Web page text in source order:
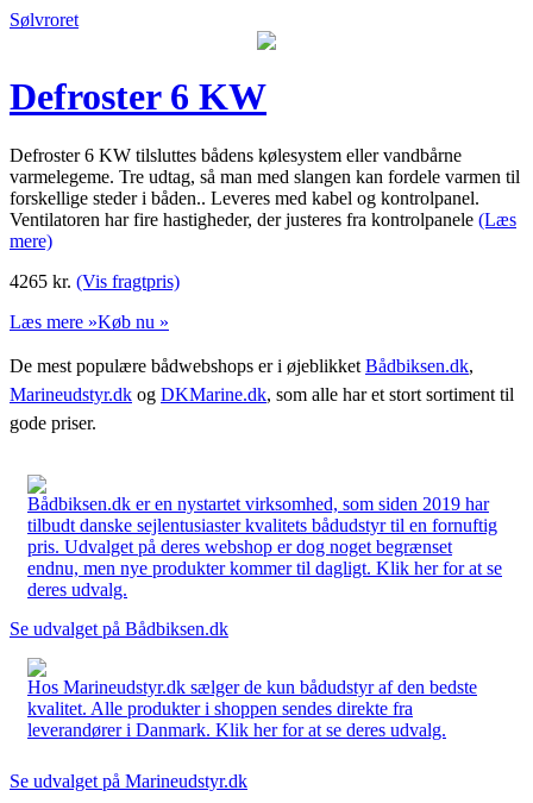
Sølvroret
Defroster 6 KW
Defroster 6 KW tilsluttes bådens kølesystem eller vandbårne
varmelegeme. Tre udtag, så man med slangen kan fordele varmen til
forskellige steder i båden.. Leveres med kabel og kontrolpanel.
Ventilatoren har fire hastigheder, der justeres fra kontrolpanele (Læs
mere)
4265 kr. (Vis fragtpris)
Læs mere »Køb nu »
De mest populære bådwebshops er i øjeblikket Bådbiksen.dk,
Marineudstyr.dk og DKMarine.dk, som alle har et stort sortiment til
gode priser.
Bådbiksen.dk er en nystartet virksomhed, som siden 2019 har
tilbudt danske sejlentusiaster kvalitets bådudstyr til en fornuftig
pris. Udvalget på deres webshop er dog noget begrænset
endnu, men nye produkter kommer til dagligt. Klik her for at se
deres udvalg.
Se udvalget på Bådbiksen.dk
Hos Marineudstyr.dk sælger de kun bådudstyr af den bedste
kvalitet. Alle produkter i shoppen sendes direkte fra
leverandører i Danmark. Klik her for at se deres udvalg.
Se udvalget på Marineudstyr.dk